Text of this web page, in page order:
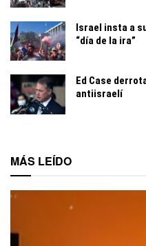
Israel insta a
“día de la ira”
Ed Case
antiisraelí
MÁS LEÍDO